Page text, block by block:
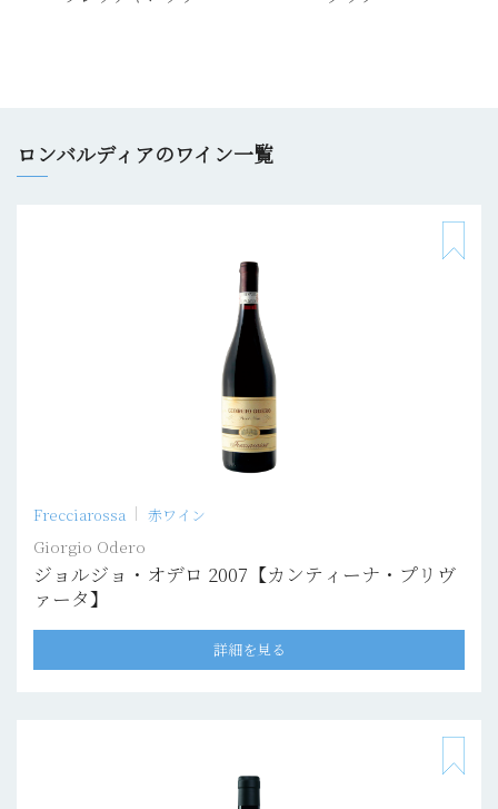
ロンバルディアのワイン一覧
Frecciarossa 赤ワイン
Giorgio Odero
ジョルジョ・オデロ 2007【カンティーナ・プリヴ
ァータ】
詳細を見る